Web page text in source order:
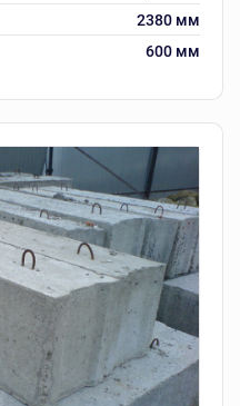
2380 мм
600 мм